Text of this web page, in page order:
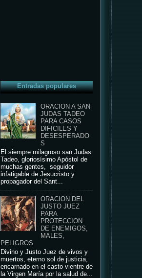
Entradas populares
ORACION A SAN
JUDAS TADEO
PARA CASOS
DIFICILES Y
DESESPERADO
S
El siempre milagroso san Judas
Tadeo, gloriosísimo Apóstol de
muchas gentes, seguidor
infatigable de Jesucristo y
propagador del Sant...
ORACION DEL
JUSTO JUEZ
PARA
PROTECCION
DE ENEMIGOS,
MALES,
PELIGROS
Divino y Justo Juez de vivos y
muertos, eterno sol de justicia,
encarnado en el casto vientre de
la Virgen María por la salud de...